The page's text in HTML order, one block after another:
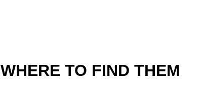
TO FIND THEM